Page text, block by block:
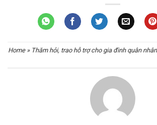
Home» Thăm hỏi, trao hỗ trợ cho gia đình quân